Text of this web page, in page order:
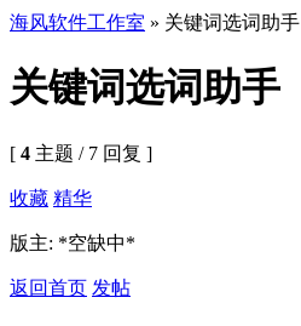
海风软件工作室 » 关键词选词助手
关键词选词助手
[ 4 主题 / 7 回复 ]
收藏 精华
版主: *空缺中*
返回首页 发帖